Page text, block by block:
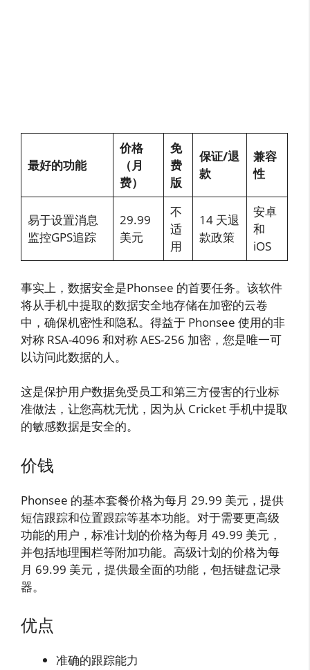
最好的功能
价格
（月
费）
免
费
版
保证/退
款
兼容
性
易于设置消息
监控GPS追踪
29.99
美元
不
适
用
14 天退
款政策
安卓
和
iOS
事实上，数据安全是Phonsee 的首要任务。该软件
将从手机中提取的数据安全地存储在加密的云卷
中，确保机密性和隐私。得益于 Phonsee 使用的非
对称 RSA-4096 和对称 AES-256 加密，您是唯一可
以访问此数据的人。
这是保护用户数据免受员工和第三方侵害的行业标
准做法，让您高枕无忧，因为从 Cricket 手机中提取
的敏感数据是安全的。
价钱
Phonsee 的基本套餐价格为每月 29.99 美元，提供
短信跟踪和位置跟踪等基本功能。对于需要更高级
功能的用户，标准计划的价格为每月 49.99 美元，
并包括地理围栏等附加功能。高级计划的价格为每
月 69.99 美元，提供最全面的功能，包括键盘记录
器。
优点
准确的跟踪能力